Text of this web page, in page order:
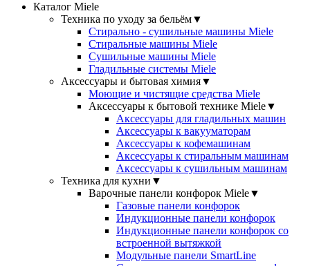
Каталог Miele
Техника по уходу за бельём▼
Стирально - сушильные машины Miele
Стиральные машины Miele
Сушильные машины Miele
Гладильные системы Miele
Аксессуары и бытовая химия▼
Моющие и чистящие средства Miele
Аксессуары к бытовой технике Miele▼
Аксессуары для гладильных машин
Аксессуары к вакууматорам
Аксессуары к кофемашинам
Аксессуары к стиральным машинам
Аксессуары к сушильным машинам
Техника для кухни ▼
Варочные панели конфорок Miele▼
Газовые панели конфорок
Индукционные панели конфорок
Индукционные панели конфорок со
встроенной вытяжкой
Модульные панели SmartLine